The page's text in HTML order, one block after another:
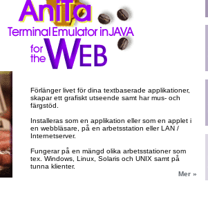
Förlänger livet för dina textbaserade applikationer,
skapar ett grafiskt utseende samt har mus- och
färgstöd.
Installeras som en applikation eller som en applet i
en webbläsare, på en arbetsstation eller LAN /
Internetserver.
Fungerar på en mängd olika arbetsstationer som
tex. Windows, Linux, Solaris och UNIX samt på
tunna klienter.
Mer »